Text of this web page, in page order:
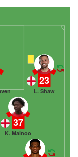
23
L. Shaw
37
K. Mainoo